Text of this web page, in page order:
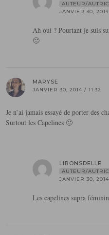
AUTEUR/
JANVIER 30,
Ah oui ? Pourtant je suis
🙂
MARYSE
JANVIER 30, 2014 / 11:32
Je n’ai jamais essayé de porter des
Surtout les Capelines 🙂
LIRONSDELLE
AUTEUR/
JANVIER 30,
Les capelines supra